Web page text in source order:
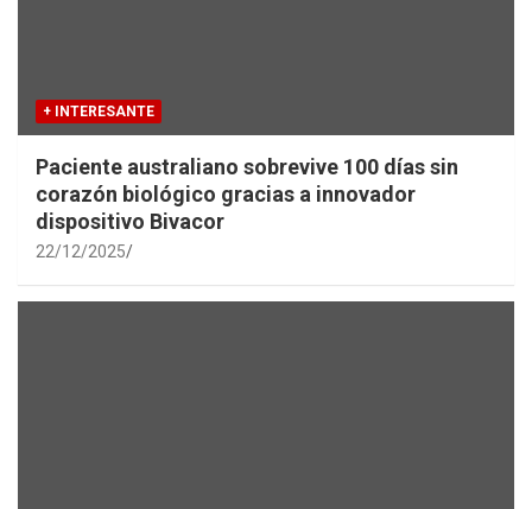
+ INTERESANTE
Paciente australiano sobrevive 100 días sin
corazón biológico gracias a innovador
dispositivo Bivacor
22/12/2025